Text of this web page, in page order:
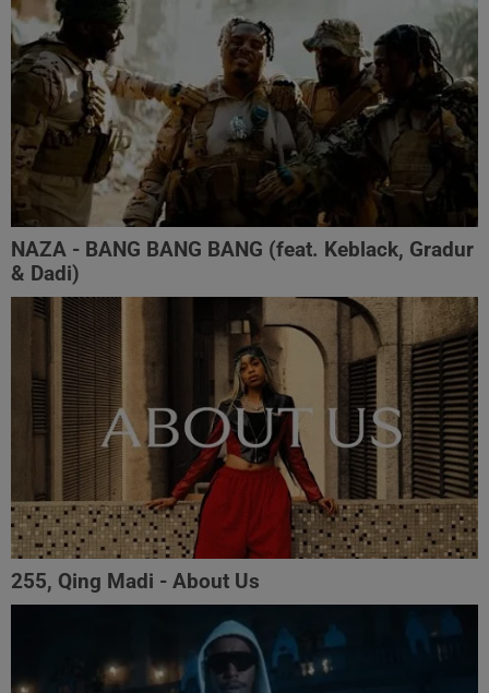
NAZA - BANG BANG BANG (feat. Keblack, Gradur
& Dadi)
255, Qing Madi - About Us